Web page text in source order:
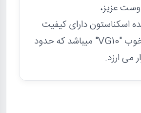
عزیز،
اسکناستون دارای کیفیت
بسیار خوب "VG10" میباشد که حدود